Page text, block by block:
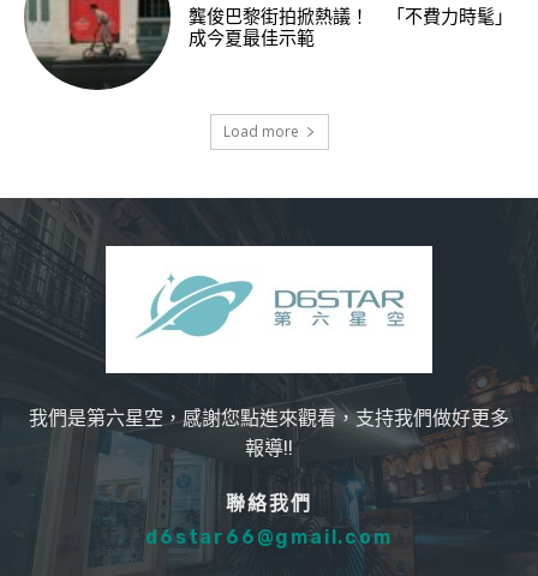
龔俊巴黎街拍掀熱議！ 「不費力時髦」
成今夏最佳示範
Load more
我們是第六星空，感謝您點進來觀看，支持我們做好更多
報導!!
聯絡我們
d6star66@gmail.com